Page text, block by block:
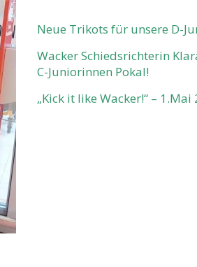
Neue Trikots für unsere D-
Wacker Schiedsrichterin
C-Juniorinnen Pokal!
„Kick it like Wacker!“ – 1.Mai